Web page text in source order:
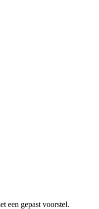
een gepast voorstel.